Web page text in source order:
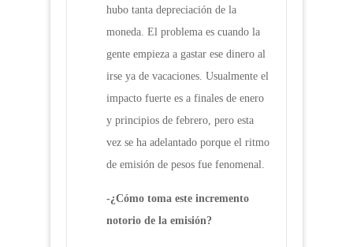
hubo tanta depreciación de la
moneda. El problema es cuando la
gente empieza a gastar ese dinero al
irse ya de vacaciones. Usualmente el
impacto fuerte es a finales de enero
y principios de febrero, pero esta
vez se ha adelantado porque el ritmo
de emisión de pesos fue fenomenal.
-¿Cómo toma este incremento
notorio de la emisión?